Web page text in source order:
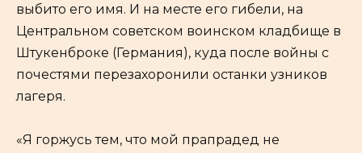
выбито его имя. И на месте его гибели, на
Центральном советском воинском кладбище в
Штукенброке (Германия), куда после войны с
почестями перезахоронили останки узников
лагеря.
«Я горжусь тем, что мой прапрадед не